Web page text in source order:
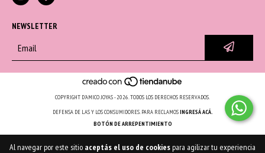
Al navegar por este sitio aceptás el uso de cookiespara agilizar tu experiencia
NEWSLETTER
COPYRIGHT D'AMICO JOYAS - 2026. TODOS LOS DERECHOS RESERVADOS.
DEFENSA DE LAS Y LOS CONSUMIDORES. PARA RECLAMOSINGRESÁ ACÁ.
BOTÓN DE ARREPENTIMIENTO